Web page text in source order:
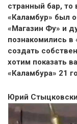
странный бар,
«Каламбур» был
«Магазин Фу» и
познакомились
создать
хотим показать
«Каламбура» 21
Юрий